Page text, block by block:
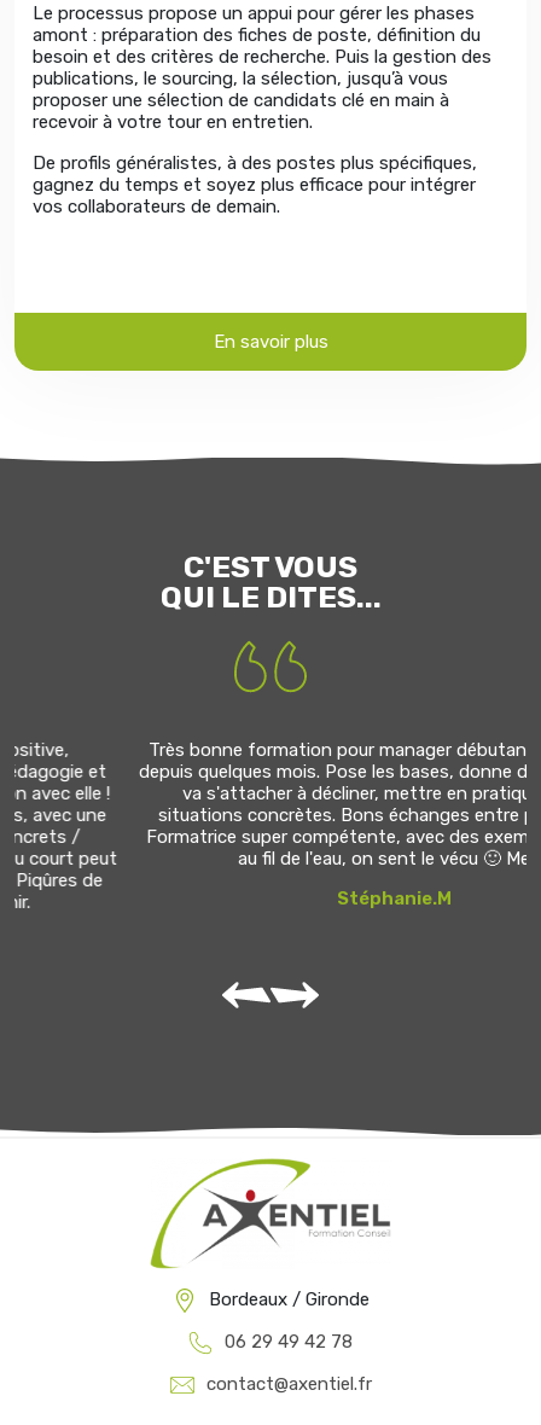
Le processus propose un appui pour gérer les phases
amont : préparation des fiches de poste, définition du
besoin et des critères de recherche. Puis la gestion des
publications, le sourcing, la sélection, jusqu’à vous
proposer une sélection de candidats clé en main à
recevoir à votre tour en entretien.
De profils généralistes, à des postes plus spécifiques,
gagnez du temps et soyez plus efficace pour intégrer
vos collaborateurs de demain.
En savoir plus
C'EST VOUS
QUI LE DITES...
Très bonne formation pour manager débutant ou en poste
depuis quelques mois. Pose les bases, donne des outils qu'on
va s'attacher à décliner, mettre en pratique sur des
situations concrètes. Bons échanges entre participants.
Formatrice super compétente, avec des exemples concrets
au fil de l'eau, on sent le vécu 🙂 Merci
Bordeaux / Gironde
06 29 49 42 78
contact@axentiel.fr